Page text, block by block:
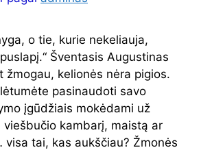
o tie, kurie nekeliauja,
Šventasis Augustinas
žmogau, kelionės nėra pigios.
pasinaudoti savo
įgūdžiais mokėdami už
viešbučio kambarį, maistą ar
tai, kas aukščiau? Žmonės